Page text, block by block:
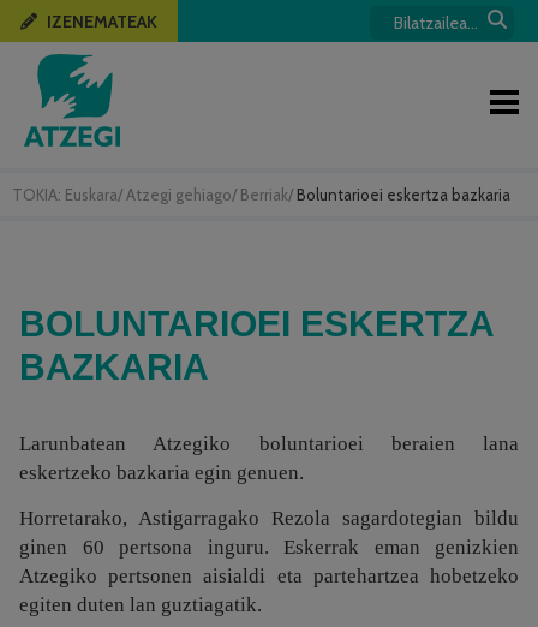
TOKIA: Euskara/ Atzegi gehiago/ Berriak/ Boluntarioei eskertza bazkaria
IZENEMATEAK
BOLUNTARIOEI ESKERTZA
BAZKARIA
Larunbatean Atzegiko boluntarioei beraien lana
eskertzeko bazkaria egin genuen.
Horretarako, Astigarragako Rezola sagardotegian bildu
ginen 60 pertsona inguru. Eskerrak eman genizkien
Atzegiko pertsonen aisialdi eta partehartzea hobetzeko
egiten duten lan guztiagatik.